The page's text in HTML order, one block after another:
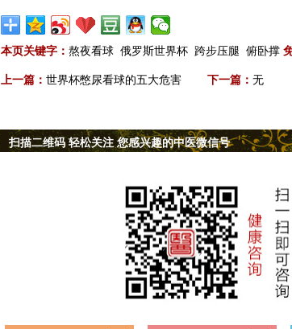
本页关键字： 熬夜看球 俄罗斯世界杯 跨步压腿 俯卧撑
上一篇： 世界杯憋尿看球的五大危害 下一篇： 无
扫描二维码 轻松关注 您感兴趣的中医微信号